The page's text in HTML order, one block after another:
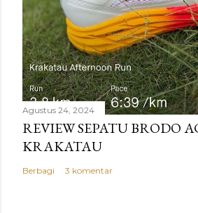
Agustus 24, 2024
REVIEW SEPATU BRODO
KRAKATAU
Berbagi 3 komentar